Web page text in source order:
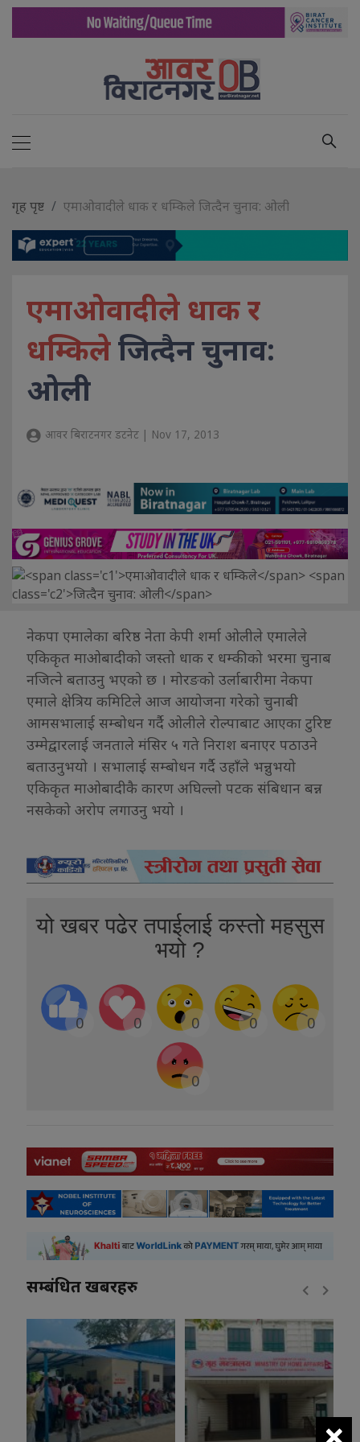
गृह पृष्ट एमाओवादीले धाक र धम्किले जित्दैन चुनाव: ओली
एमाओवादीले धाक र
धम्किलेजित्दैन चुनाव:
ओली
आवर बिराटनगर डटनेट | Nov 17, 2013
नेकपा एमालेका बरिष्ठ नेता केपी शर्मा ओलीले एमालेले
एकिकृत माओबादीको जस्तो धाक र धम्कीको भरमा चुनाब
नजित्ने बताउनु भएको छ । मोरङको उर्लाबारीमा नेकपा
एमाले क्षेत्रिय कमिटिले आज आयोजना गरेको चुनाबी
आमसभालाई सम्बोधन गर्दै ओलीले रोल्पाबाट आएका टुरिष्ट
उम्मेद्वारलाई जनताले मंसिर ५ गते निराश बनाएर पठाउने
बताउनुभयो । सभालाई सम्बोधन गर्दै उहाँले भन्नुभयो
एकिकृत माओबादीकै कारण अघिल्लो पटक संबिधान बन्न
नसकेको अरोप लगाउनु भयो ।
यो खबर पढेर तपाईलाई कस्तो महसुस
भयो ?
0 0 0 0 0
0
सम्बंधित खबरहरु